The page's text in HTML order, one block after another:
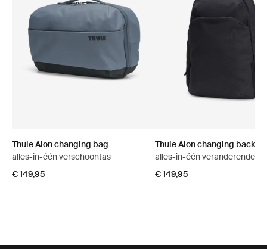
Thule Aion changing bag
alles-in-één verschoontas
€ 149,95
Thule Aion changing
alles-in-één veranderende
€ 149,95